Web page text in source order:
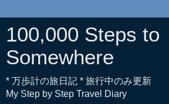
100,000 Steps to
Somewhere
* 万歩計の旅日記 * 旅行中のみ更新
My Step by Step Travel Diary